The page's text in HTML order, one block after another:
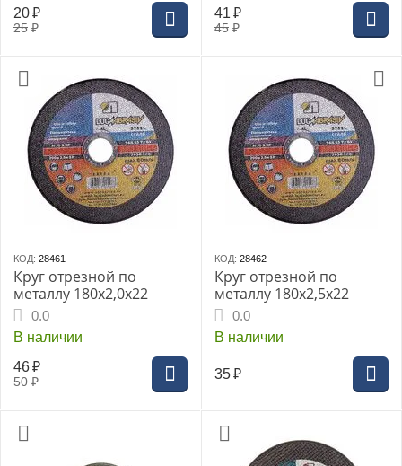
25 ₽
20 ₽
45 ₽
41 ₽
КОД: 28461
Круг отрезной по
металлу 180х2,0х22
0.0
В наличии
50 ₽
46 ₽
КОД: 28462
Круг отрезной по
металлу 180х2,5х22
0.0
В наличии
35 ₽